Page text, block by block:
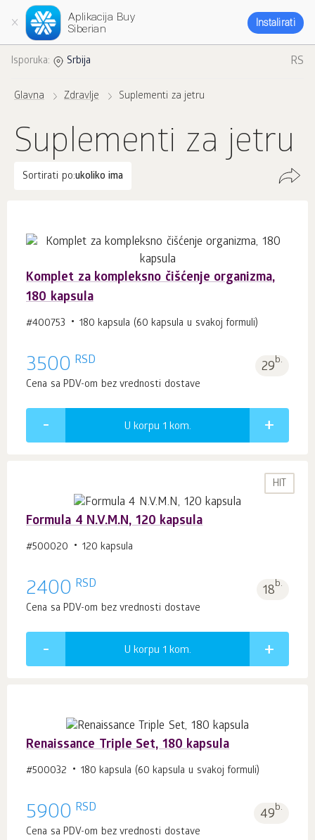
Aplikacija Buy
Siberian
Instalirati
Isporuka: Srbija RS
Glavna Zdravlje Suplementi za jetru
Suplementi za jetru
Sortirati po:ukoliko ima
Komplet za kompleksno čišćenje organizma,
180 kapsula
#400753 180 kapsula (60 kapsula u svakoj formuli)
3500 RSD 29b.
Cena sa PDV-om bez vrednosti dostave
U korpu 1 kom.
HIT
Formula 4 N.V.M.N, 120 kapsula
#500020 120 kapsula
2400 RSD 18b.
Cena sa PDV-om bez vrednosti dostave
U korpu 1 kom.
Renaissance Triple Set, 180 kapsula
#500032 180 kapsula (60 kapsula u svakoj formuli)
5900 RSD 49b.
Cena sa PDV-om bez vrednosti dostave